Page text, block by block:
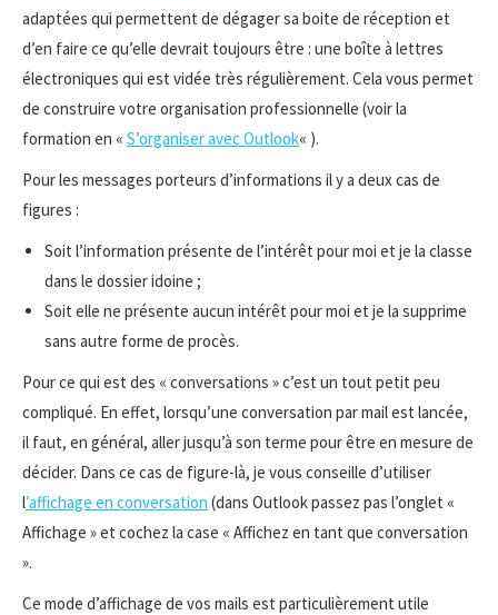
adaptées qui permettent de dégager sa boite de réception et
d’en faire ce qu’elle devrait toujours être : une boîte à lettres
électroniques qui est vidée très régulièrement. Cela vous permet
de construire votre organisation professionnelle (voir la
formation en « S’organiser avec Outlook« ).
Pour les messages porteurs d’informations il y a deux cas de
figures :
Soit l’information présente de l’intérêt pour moi et je la classe
dans le dossier idoine ;
Soit elle ne présente aucun intérêt pour moi et je la supprime
sans autre forme de procès.
Pour ce qui est des « conversations » c’est un tout petit peu
compliqué. En effet, lorsqu’une conversation par mail est lancée,
il faut, en général, aller jusqu’à son terme pour être en mesure de
décider. Dans ce cas de figure-là, je vous conseille d’utiliser
l’affichage en conversation (dans Outlook passez pas l’onglet «
Affichage » et cochez la case « Affichez en tant que conversation
».
Ce mode d’affichage de vos mails est particulièrement utile